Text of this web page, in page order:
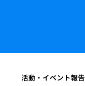
活動・イベント報告